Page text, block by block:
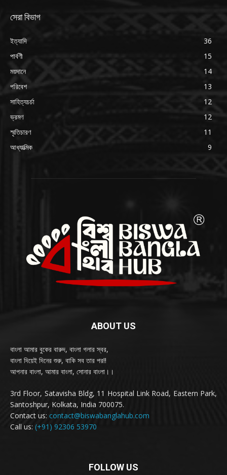
সেরা বিভাগ
ইত্যাদি
36
পার্বণী
15
ময়দানে
14
পরিবেশ
13
সাহিত্যচর্চা
12
ভ্রমণ
12
স্মৃতিচারণ
11
আধ্যাত্মিক
9
ABOUT US
বাংলা আমার বুকের বারুদ, বাংলা গলার স্বর,
বাংলা দিয়েই দিনের শুরু, বাকি সব তার পর!!
আপনার বাংলা, আমার বাংলা, সোনার বাংলা।।
3rd Floor, Satavisha Bldg, 11 Hospital Link Road, Eastern Park,
Santoshpur, Kolkata, India 700075.
Contact us: contact@biswabanglahub.com
Call us: (+91) 92306 53970
FOLLOW US